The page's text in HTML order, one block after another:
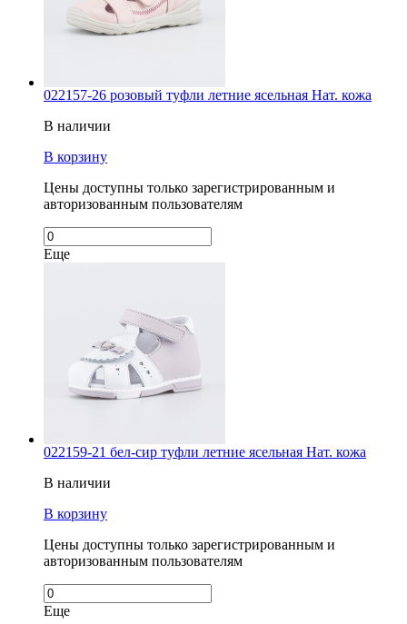
022157-26 розовый туфли летние ясельная Нат. кожа
В наличии
В корзину
Цены доступны только зарегистрированным и
авторизованным пользователям
Еще
022159-21 бел-сир туфли летние ясельная Нат. кожа
В наличии
В корзину
Цены доступны только зарегистрированным и
авторизованным пользователям
Еще